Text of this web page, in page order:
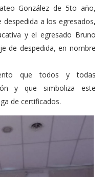
González de 5to año,
a los egresados,
y el egresado Bruno
de despedida, en nombre
que todos y todas
y que simboliza este
de certificados.